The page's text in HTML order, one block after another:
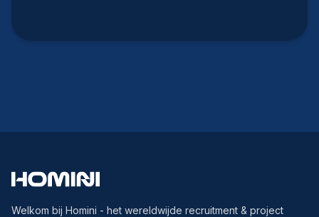
Welkom bij Homini - het wereldwijde recruitment & project